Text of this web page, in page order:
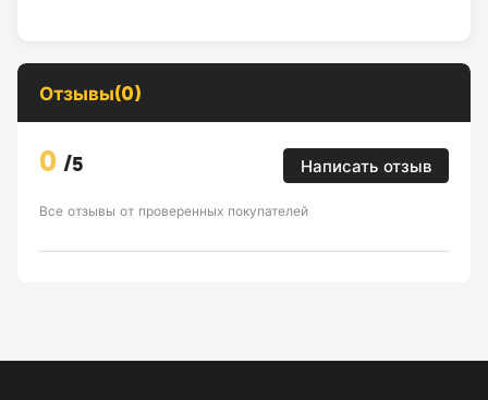
Отзывы(0)
0 /5 Написать отзыв
Все отзывы от проверенных покупателей